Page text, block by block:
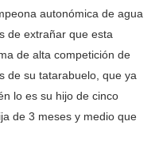
autonómica de agua
de extrañar que esta
de alta competición de
de su tatarabuelo, que ya
lo es su hijo de cinco
de 3 meses y medio que